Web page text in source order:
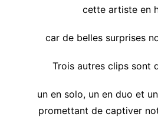
cette artiste en
car de belles surprises
Trois autres clips sont
un en solo, un en duo et
promettant de captiver